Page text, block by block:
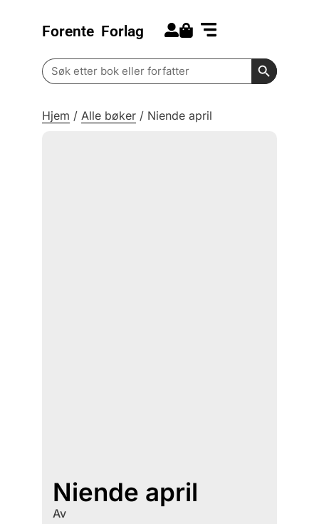
Forente Forlag
Search
for:
Search
Hjem / Alle bøker / Niende april
Niende april
Av